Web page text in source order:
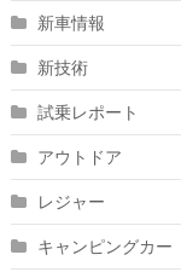
新車情報
新技術
試乗レポート
アウトドア
レジャー
キャンピングカー